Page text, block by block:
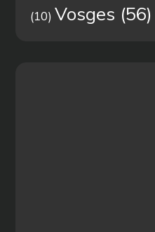
(10) Vosges (56)